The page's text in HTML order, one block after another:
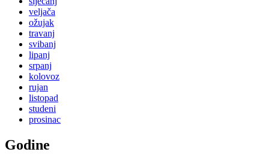
veljača
ožujak
travanj
svibanj
lipanj
srpanj
kolovoz
rujan
listopad
studeni
prosinac
Godine